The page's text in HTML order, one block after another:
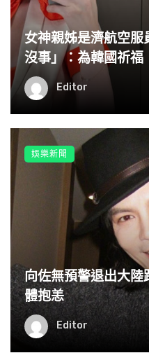
女神親姊是濟航空
沒事」：為韓國祈福
Editor
向佐無預警退出大
體抱恙
Editor
娛樂新聞